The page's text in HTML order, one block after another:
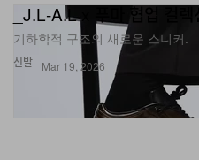
신발
_J.L‑A.L x 푸마 협업 컬
기하학적 구조의 새로운 스니커.
Mar 19, 2026